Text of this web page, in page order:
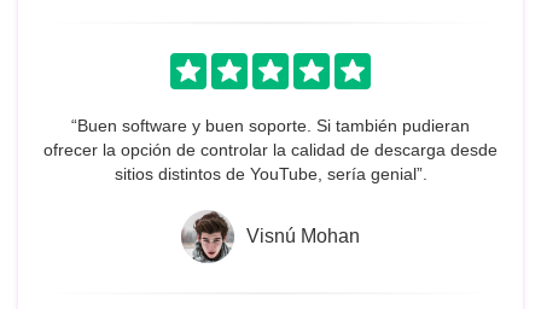
“Buen software y buen soporte. Si también pudieran
ofrecer la opción de controlar la calidad de descarga desde
sitios distintos de YouTube, sería genial”.
Visnú Mohan